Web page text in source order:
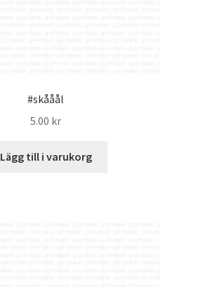
#skååål
5.00 kr
Lägg till i varukorg